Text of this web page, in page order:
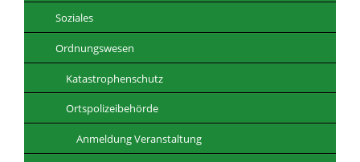
Soziales
Ordnungswesen
Katastrophenschutz
Ortspolizeibehörde
Anmeldung Veranstaltung